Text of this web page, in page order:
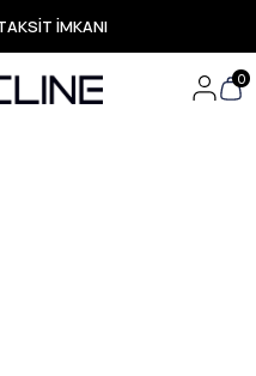
İMKANI
KARGO
Özel Fırsatlar
Teslimat
0